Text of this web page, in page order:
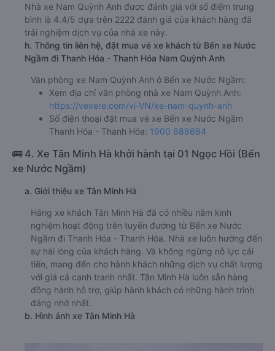
Nhà xe Nam Quỳnh Anh được đánh giá với số điểm trung
bình là 4.4/5 dựa trên 2222 đánh giá của khách hàng đã
trải nghiệm dịch vụ của nhà xe này.
h. Thông tin liên hệ, đặt mua vé xe khách từ Bến xe Nước
Ngầm đi Thanh Hóa - Thanh Hóa Nam Quỳnh Anh
Văn phòng xe Nam Quỳnh Anh ở Bến xe Nước Ngầm:
Xem địa chỉ văn phòng nhà xe Nam Quỳnh Anh:
https://vexere.com/vi-VN/xe-nam-quynh-anh
Số điện thoại đặt mua vé xe Bến xe Nước Ngầm
Thanh Hóa - Thanh Hóa: 1900 888684
🚌 4. Xe Tân Minh Hà khởi hành tại 01 Ngọc Hồi (Bến
xe Nước Ngầm)
a. Giới thiệu xe Tân Minh Hà
Hãng xe khách Tân Minh Hà đã có nhiều năm kinh
nghiệm hoạt động trên tuyến đường từ Bến xe Nước
Ngầm đi Thanh Hóa - Thanh Hóa. Nhà xe luôn hướng đến
sự hài lòng của khách hàng. Và không ngừng nỗ lực cải
tiến, mang đến cho hành khách những dịch vụ chất lượng
với giá cả cạnh tranh nhất. Tân Minh Hà luôn sẵn hàng
đồng hành hỗ trợ, giúp hành khách có những hành trình
đáng nhớ nhất.
b. Hình ảnh xe Tân Minh Hà